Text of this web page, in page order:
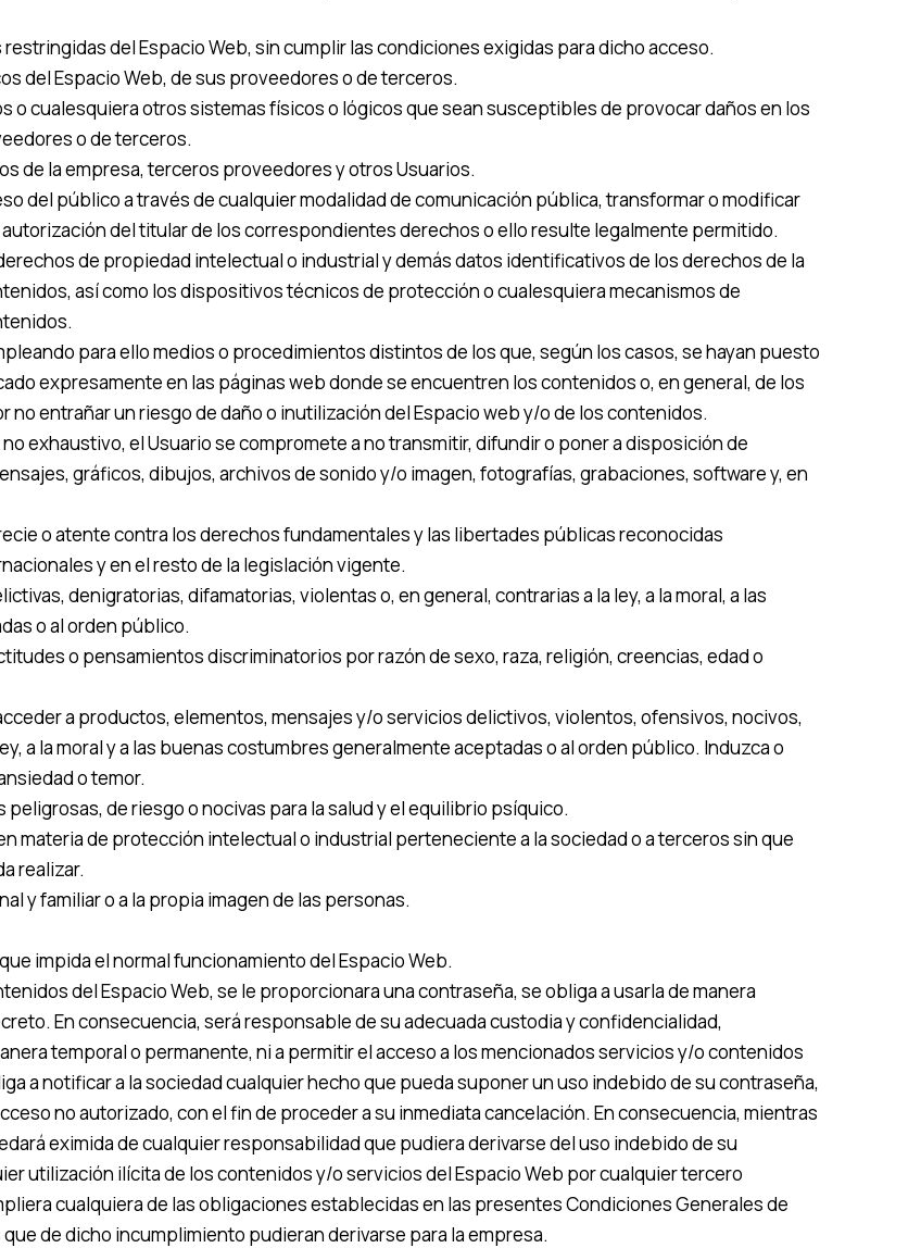
del Espacio Web, sin cumplir las condiciones exigidas para dicho acceso.
del Espacio Web, de sus proveedores o de terceros.
o cualesquiera otros sistemas físicos o lógicos que sean susceptibles de provocar daños en los
o de terceros.
de la empresa, terceros proveedores y otros Usuarios.
del público a través de cualquier modalidad de comunicación pública, transformar o modificar
del titular de los correspondientes derechos o ello resulte legalmente permitido.
de propiedad intelectual o industrial y demás datos identificativos de los derechos de la
así como los dispositivos técnicos de protección o cualesquiera mecanismos de
para ello medios o procedimientos distintos de los que, según los casos, se hayan puesto
expresamente en las páginas web donde se encuentren los contenidos o, en general, de los
entrañar un riesgo de daño o inutilización del Espacio web y/o de los contenidos.
exhaustivo, el Usuario se compromete a no transmitir, difundir o poner a disposición de
gráficos, dibujos, archivos de sonido y/o imagen, fotografías, grabaciones, software y, en
o atente contra los derechos fundamentales y las libertades públicas reconocidas
y en el resto de la legislación vigente.
denigratorias, difamatorias, violentas o, en general, contrarias a la ley, a la moral, a las
o al orden público.
o pensamientos discriminatorios por razón de sexo, raza, religión, creencias, edad o
a productos, elementos, mensajes y/o servicios delictivos, violentos, ofensivos, nocivos,
a la moral y a las buenas costumbres generalmente aceptadas o al orden público. Induzca o
o temor.
de riesgo o nocivas para la salud y el equilibrio psíquico.
materia de protección intelectual o industrial perteneciente a la sociedad o a terceros sin que
realizar.
y familiar o a la propia imagen de las personas.
impida el normal funcionamiento del Espacio Web.
del Espacio Web, se le proporcionara una contraseña, se obliga a usarla de manera
En consecuencia, será responsable de su adecuada custodia y confidencialidad,
temporal o permanente, ni a permitir el acceso a los mencionados servicios y/o contenidos
a notificar a la sociedad cualquier hecho que pueda suponer un uso indebido de su contraseña,
no autorizado, con el fin de proceder a su inmediata cancelación. En consecuencia, mientras
eximida de cualquier responsabilidad que pudiera derivarse del uso indebido de su
utilización ilícita de los contenidos y/o servicios del Espacio Web por cualquier tercero
cualquiera de las obligaciones establecidas en las presentes Condiciones Generales de
de dicho incumplimiento pudieran derivarse para la empresa.